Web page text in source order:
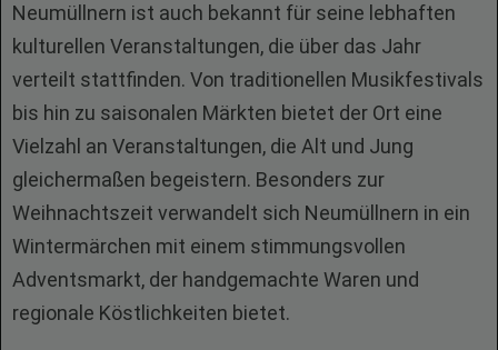
Neumüllnern ist auch bekannt für seine lebhaften
kulturellen Veranstaltungen, die über das Jahr
verteilt stattfinden. Von traditionellen Musikfestivals
bis hin zu saisonalen Märkten bietet der Ort eine
Vielzahl an Veranstaltungen, die Alt und Jung
gleichermaßen begeistern. Besonders zur
Weihnachtszeit verwandelt sich Neumüllnern in ein
Wintermärchen mit einem stimmungsvollen
Adventsmarkt, der handgemachte Waren und
regionale Köstlichkeiten bietet.